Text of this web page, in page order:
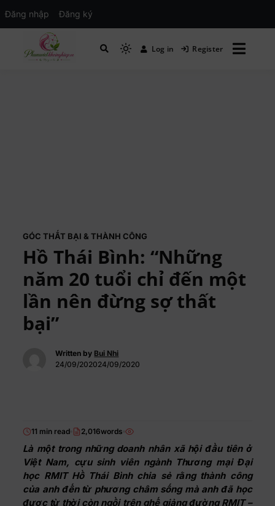
Mạng xã hội Kinh tế – Giáo dục – Hướng
Log in Register
GÓC THẤT BẠI & THÀNH CÔNG
Hồ Thái Bình: “Những
năm 20 tuổi chỉ đến một
lần nên đừng sợ thất
bại”
Written by Bui Nhi
24/09/202024/09/2020
11 min read 2,016words
Là một trong những doanh nhân xã hội đầu tiên ở
Việt Nam, cựu sinh viên ngành Thương mại Đại
học RMIT Hồ Thái Bình chia sẻ rằng thành công
của anh đến từ phương châm sống mà anh đã học
được từ thời còn ngồi trên ghế giảng đường RMIT –
Đăng nhập Đăng ký